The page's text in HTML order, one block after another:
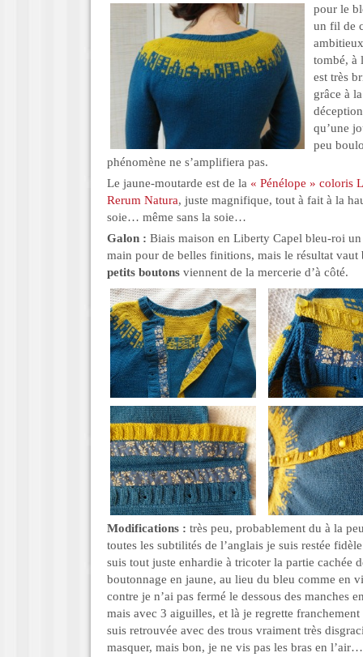
pour le
un fil de
tombé, à
est très
grâce à
qu’une
peu
phénomène ne s’amplifiera pas.
Le jaune-moutarde est de la « Pénélope » coloris
Rerum Natura, juste magnifique, tout à fait à la
soie… même sans la soie…
Galon : Biais maison en Liberty Capel bleu-roi
main pour de belles finitions, mais le résultat
petits boutons viennent de la mercerie d’à côté.
Modifications : très peu, probablement du à la
toutes les subtilités de l’anglais je suis restée
suis tout juste enhardie à tricoter la partie cachée
boutonnage en jaune, au lieu du bleu comme en
contre je n’ai pas fermé le dessous des manches
mais avec 3 aiguilles, et là je regrette
suis retrouvée avec des trous vraiment très
masquer, mais bon, je ne vis pas les bras en l’air…